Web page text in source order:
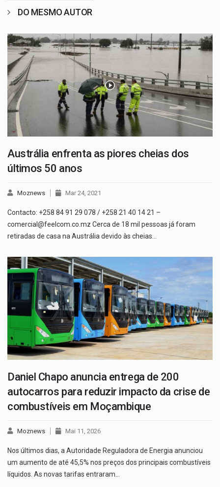
DO MESMO AUTOR
Austrália enfrenta as piores cheias dos
últimos 50 anos
Moznews Mar 24, 2021
Contacto: +258 84 91 29 078 / +258 21 40 14 21 –
comercial@feelcom.co.mz Cerca de 18 mil pessoas já foram
retiradas de casa na Austrália devido às cheias…
Daniel Chapo anuncia entrega de 200
autocarros para reduzir impacto da crise de
combustíveis em Moçambique
Moznews Mai 11, 2026
Nos últimos dias, a Autoridade Reguladora de Energia anunciou
um aumento de até 45,5% nos preços dos principais combustíveis
líquidos. As novas tarifas entraram…